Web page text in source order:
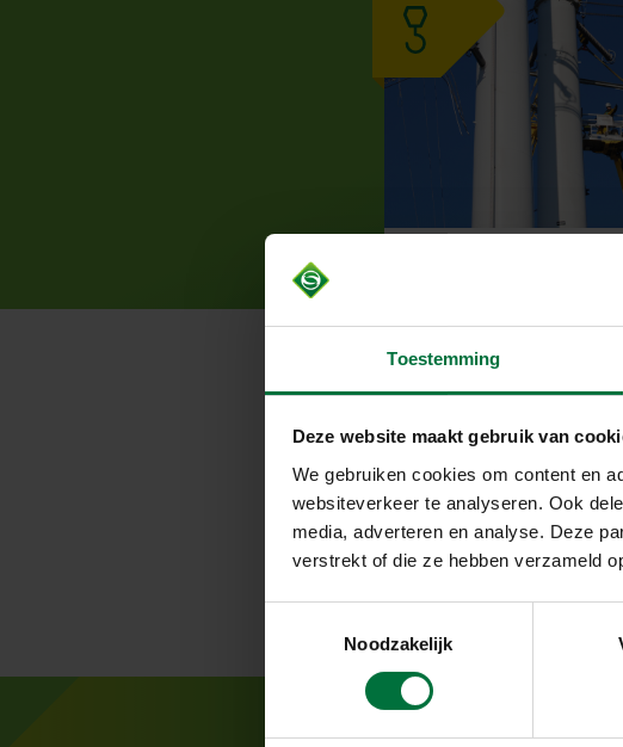
Toestemming
Deze website maakt gebruik van
We gebruiken cookies om content en
websiteverkeer te analyseren. Ook
media, adverteren en analyse. Deze
verstrekt of die ze hebben verzameld
e
Noodzakelijk
Meer weten over
reageren zo snel